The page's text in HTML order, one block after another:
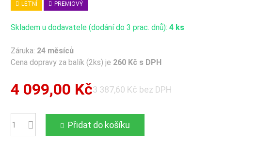
LETNÍ PREMIOVÝ
Skladem u dodavatele (dodání do 3 prac. dnů): 4 ks
Záruka: 24 měsíců
Cena dopravy za balík (2ks) je 260 Kč s DPH
4 099,00 Kč3 387,60 Kč bez DPH
Počet Přidat do košíku